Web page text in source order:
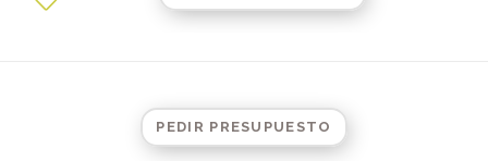
PEDIR PRESUPUESTO